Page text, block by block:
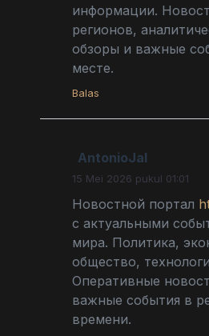
информации.
регионов,
обзоры и важные
месте.
Balas
AntonioJal
15 Mei 2026 pukul 01:01
Новостной портал
с актуальными
мира. Политика,
общество,
Оперативные
важные события в
времени.